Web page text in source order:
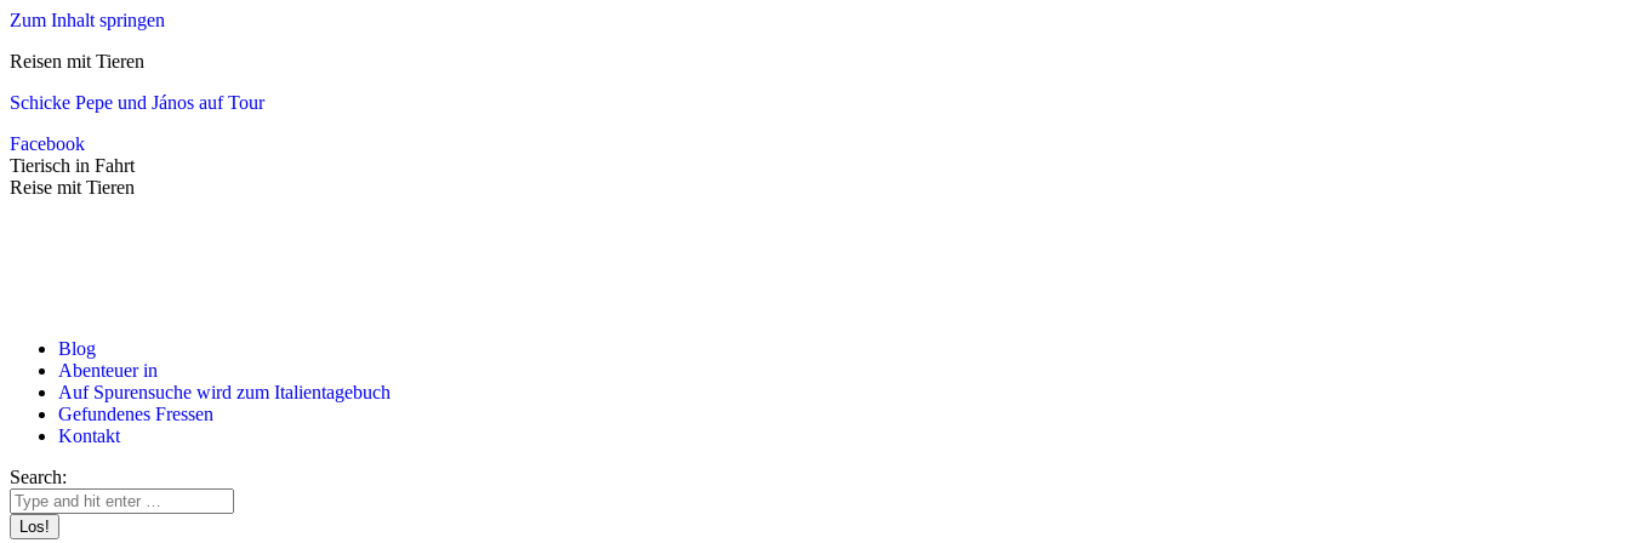
Zum Inhalt springen
Reisen mit Tieren
Schicke Pepe und János auf Tour
Facebook
Tierisch in Fahrt
Reise mit Tieren
Blog
Abenteuer in
Auf Spurensuche wird zum Italientagebuch
Gefundenes Fressen
Kontakt
Search: